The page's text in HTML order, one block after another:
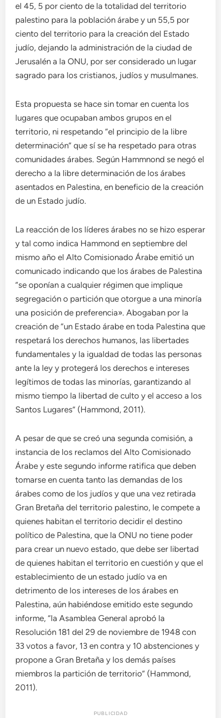
el 45, 5 por ciento de la totalidad del territorio
palestino para la población árabe y un 55,5 por
ciento del territorio para la creación del Estado
judío, dejando la administración de la ciudad de
Jerusalén a la ONU, por ser considerado un lugar
sagrado para los cristianos, judíos y musulmanes.
Esta propuesta se hace sin tomar en cuenta los
lugares que ocupaban ambos grupos en el
territorio, ni respetando “el principio de la libre
determinación” que sí se ha respetado para otras
comunidades árabes. Según Hammnond se negó el
derecho a la libre determinación de los árabes
asentados en Palestina, en beneficio de la creación
de un Estado judío.
La reacción de los líderes árabes no se hizo esperar
y tal como indica Hammond en septiembre del
mismo año el Alto Comisionado Árabe emitió un
comunicado indicando que los árabes de Palestina
“se oponían a cualquier régimen que implique
segregación o partición que otorgue a una minoría
una posición de preferencia». Abogaban por la
creación de “un Estado árabe en toda Palestina que
respetará los derechos humanos, las libertades
fundamentales y la igualdad de todas las personas
ante la ley y protegerá los derechos e intereses
legítimos de todas las minorías, garantizando al
mismo tiempo la libertad de culto y el acceso a los
Santos Lugares” (Hammond, 2011).
A pesar de que se creó una segunda comisión, a
instancia de los reclamos del Alto Comisionado
Árabe y este segundo informe ratifica que deben
tomarse en cuenta tanto las demandas de los
árabes como de los judíos y que una vez retirada
Gran Bretaña del territorio palestino, le compete a
quienes habitan el territorio decidir el destino
político de Palestina, que la ONU no tiene poder
para crear un nuevo estado, que debe ser libertad
de quienes habitan el territorio en cuestión y que el
establecimiento de un estado judío va en
detrimento de los intereses de los árabes en
Palestina, aún habiéndose emitido este segundo
informe, “la Asamblea General aprobó la
Resolución 181 del 29 de noviembre de 1948 con
33 votos a favor, 13 en contra y 10 abstenciones y
propone a Gran Bretaña y los demás países
miembros la partición de territorio” (Hammond,
2011).
PUBLICIDAD